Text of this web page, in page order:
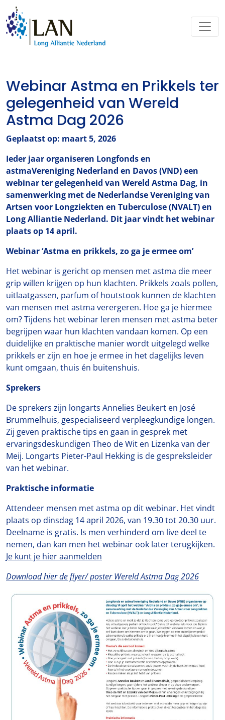
Webinar Astma en Prikkels ter
gelegenheid van Wereld
Astma Dag 2026
Geplaatst op: maart 5, 2026
Ieder jaar organiseren Longfonds en
astmaVereniging Nederland en Davos (VND) een
webinar ter gelegenheid van Wereld Astma Dag, in
samenwerking met de Nederlandse Vereniging van
Artsen voor Longziekten en Tuberculose (NVALT) en
Long Alliantie Nederland. Dit jaar vindt het webinar
plaats op 14 april.
Webinar ‘Astma en prikkels, zo ga je ermee om’
Het webinar is gericht op mensen met astma die meer
grip willen krijgen op hun klachten. Prikkels zoals pollen,
uitlaatgassen, parfum of houtstook kunnen de klachten
van mensen met astma verergeren. Hoe ga je hiermee
om? Tijdens het webinar leren mensen met astma beter
begrijpen waar hun klachten vandaan komen. Op een
duidelijke en praktische manier wordt uitgelegd welke
prikkels er zijn en hoe je ermee in het dagelijks leven
kunt omgaan, thuis én buitenshuis.
Sprekers
De sprekers zijn longarts Annelies Beukert en José
Brummelhuis, gespecialiseerd verpleegkundige longen.
Zij geven praktische tips en gaan in gesprek met
ervaringsdeskundigen Theo de Wit en Lizenka van der
Meij. Longarts Pieter-Paul Hekking is de gespreksleider
van het webinar.
Praktische informatie
Attendeer mensen met astma op dit webinar. Het vindt
plaats op dinsdag 14 april 2026, van 19.30 tot 20.30 uur.
Deelname is gratis. Is men verhinderd om live deel te
nemen, dan kan men het webinar ook later terugkijken.
Je kunt je hier aanmelden
Download hier de flyer/ poster Wereld Astma Dag 2026